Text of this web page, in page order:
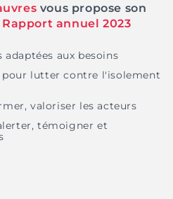
vous propose son
Rapport annuel 2023
aux besoins
pour lutter contre l'isolement
valoriser les acteurs
témoigner et